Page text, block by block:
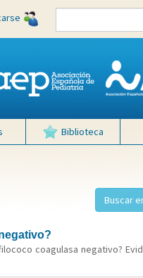
Biblioteca
coagulasa negativo? Evid